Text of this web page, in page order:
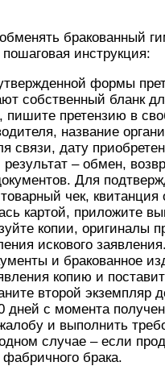
бракованный
инструкция:
формы
собственный бланк
пишите претензию в
название
связи, дату
– обмен,
Для
чек,
картой, приложите
копии, оригиналы
искового заявления.
и бракованное
копию и
второй экземпляр
дней с момента
и выполнить
случае – если
брака.